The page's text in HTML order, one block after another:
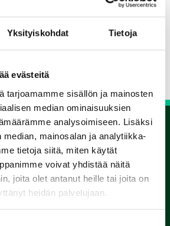
Yksityiskohdat Tietoja
evästeitä
tarjoamamme sisällön ja mainosten
median ominaisuuksien
analysoimiseen. Lisäksi
median, mainosalan ja analytiikka-
tietoja siitä, miten käytät
voivat yhdistää näitä
joita olet antanut heille tai joita on
heidän palvelujaan.
hakuun